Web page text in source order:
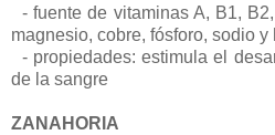
- fuente de vitaminas A, B1,
magnesio, cobre, fósforo, sodio y
- propiedades: estimula el
de la sangre
ZANAHORIA